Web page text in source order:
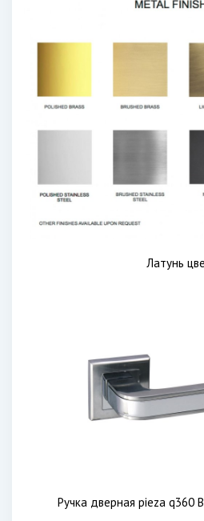
Латунь
Ручка дверная pieza q360